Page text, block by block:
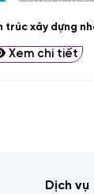
trúc xây dựng
Xem chi tiết
Dịch vụ